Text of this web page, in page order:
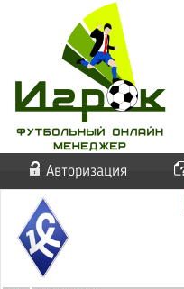
Авторизация